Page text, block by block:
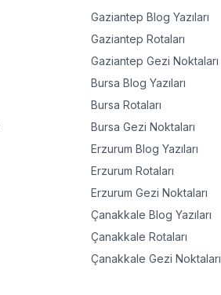
Gaziantep Blog Yazıları
Gaziantep Rotaları
Gaziantep Gezi Noktaları
Bursa Blog Yazıları
Bursa Rotaları
Bursa Gezi Noktaları
Erzurum Blog Yazıları
Erzurum Rotaları
Erzurum Gezi Noktaları
Çanakkale Blog Yazıları
Çanakkale Rotaları
Çanakkale Gezi Noktaları